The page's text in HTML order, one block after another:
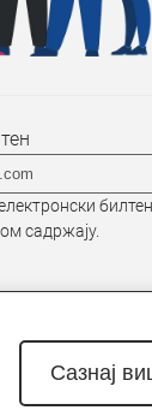
Сазнај
садржају.
Неовлашћена